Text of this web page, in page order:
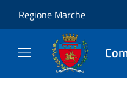
Regione Marche